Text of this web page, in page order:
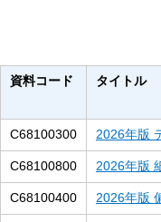
資料コード タイトル
C68100300 2026年版
C68100800 2026年版
C68100400 2026年版